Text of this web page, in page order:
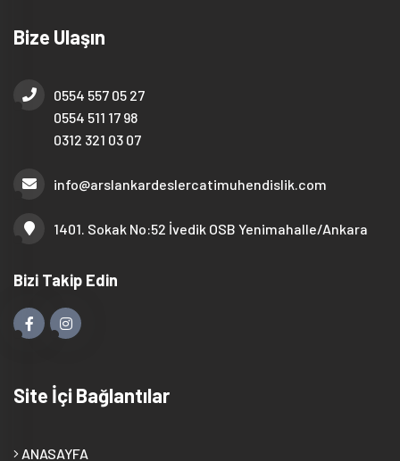
Bize Ulaşın
0554 557 05 27
0554 511 17 98
0312 321 03 07
info@arslankardeslercatimuhendislik.com
1401. Sokak No:52 İvedik OSB Yenimahalle/Ankara
Bizi Takip Edin
Site İçi Bağlantılar
ANASAYFA